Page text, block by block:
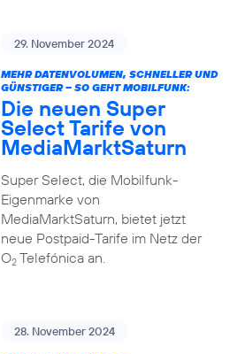
29. November 2024
MEHR DATENVOLUMEN, SCHNELLER UND
GÜNSTIGER – SO GEHT MOBILFUNK:
Die neuen Super
Select Tarife von
MediaMarktSaturn
Super Select, die Mobilfunk-
Eigenmarke von
MediaMarktSaturn, bietet jetzt
neue Postpaid-Tarife im Netz der
O2Telefónica an.
28. November 2024